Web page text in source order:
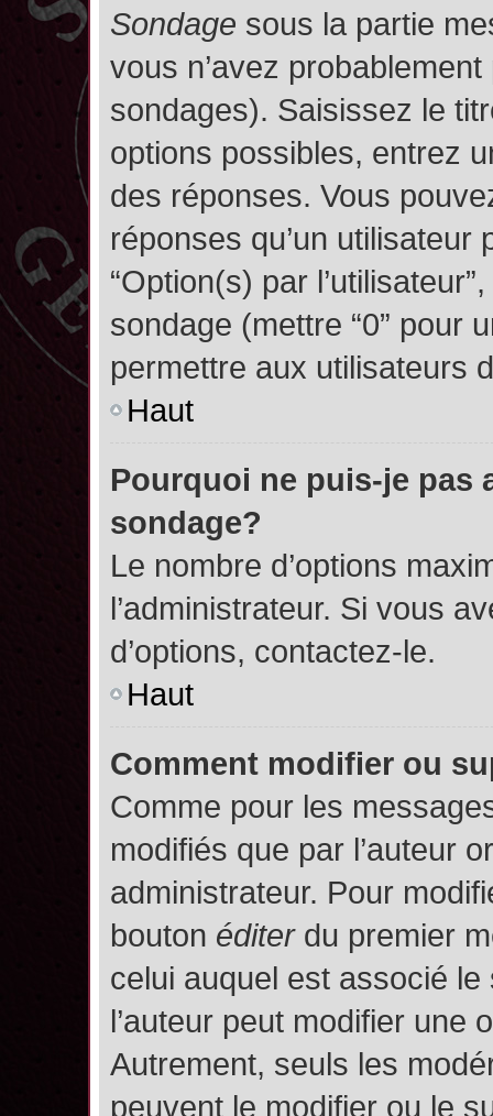
Sondage sous la partie
vous n’avez
sondages). Saisissez le
options possibles, entrez
des réponses. Vous
réponses qu’un
“Option(s) par
sondage (mettre “0” pour
permettre aux utilisateurs
Haut
Pourquoi ne puis-je pas
sondage?
Le nombre d’options
l’administrateur. Si vous
d’options, contactez-le.
Haut
Comment modifier ou
Comme pour les
modifiés que par l’auteur
administrateur. Pour
bouton éditerdu premier
celui auquel est associé le
l’auteur peut modifier une
Autrement, seuls les
peuvent le modifier ou le